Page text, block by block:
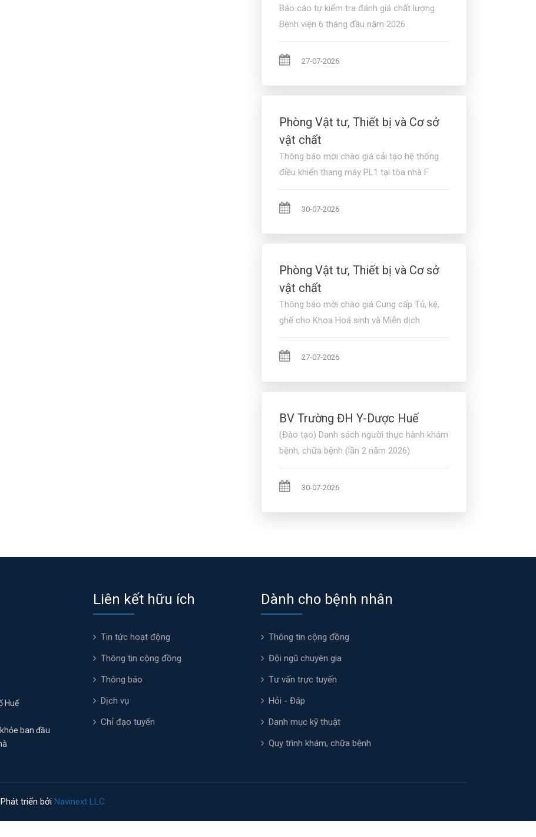
Báo cáo tự kiểm tra đánh giá chất lượng
Bệnh viện 6 tháng đầu năm 2026
27-07-2026
Phòng Vật tư, Thiết bị và Cơ sở
vật chất
Thông báo mời chào giá cải tạo hệ thống
điều khiển thang máy PL1 tại tòa nhà F
30-07-2026
Phòng Vật tư, Thiết bị và Cơ sở
vật chất
Thông báo mời chào giá Cung cấp Tủ, kệ,
ghế cho Khoa Hoá sinh và Miễn dịch
27-07-2026
BV Trường ĐH Y-Dược Huế
(Đào tạo) Danh sách người thực hành khám
bệnh, chữa bệnh (lần 2 năm 2026)
30-07-2026
Huế
ban đầu
Liên kết hữu ích
Tin tức hoạt động
Thông tin cộng đồng
Thông báo
Dịch vụ
Chỉ đạo tuyến
Dành cho bệnh nhân
Thông tin cộng đồng
Đội ngũ chuyên gia
Tư vấn trực tuyến
Hỏi - Đáp
Danh mục kỹ thuật
Quy trình khám, chữa bệnh
triển bởi Navinext LLC